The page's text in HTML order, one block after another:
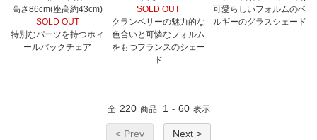
高さ86cm(座高約43cm)
SOLD OUT
特別なパーツを持つホィ
ールバックチェア
SOLD OUT
クランベリーの魅力的な
色合いと可憐なフォルム
をもつフランスのシェー
ド
可愛らしいフォルムのベ
ルギーのグラスシェード
全 220 商品 1 - 60 表示
< Prev Next >